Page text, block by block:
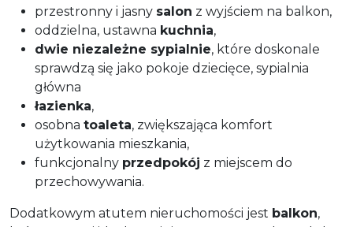
przestronny i jasny salon z wyjściem na balkon,
oddzielna, ustawna kuchnia,
dwie niezależne sypialnie, które doskonale
sprawdzą się jako pokoje dziecięce, sypialnia
główna
łazienka,
osobna toaleta, zwiększająca komfort
użytkowania mieszkania,
funkcjonalny przedpokój z miejscem do
przechowywania.
Dodatkowym atutem nieruchomości jest balkon,